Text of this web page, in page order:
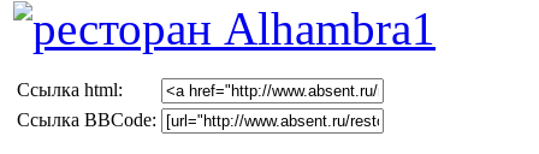
Cсылка html:
Ссылка BBCode: